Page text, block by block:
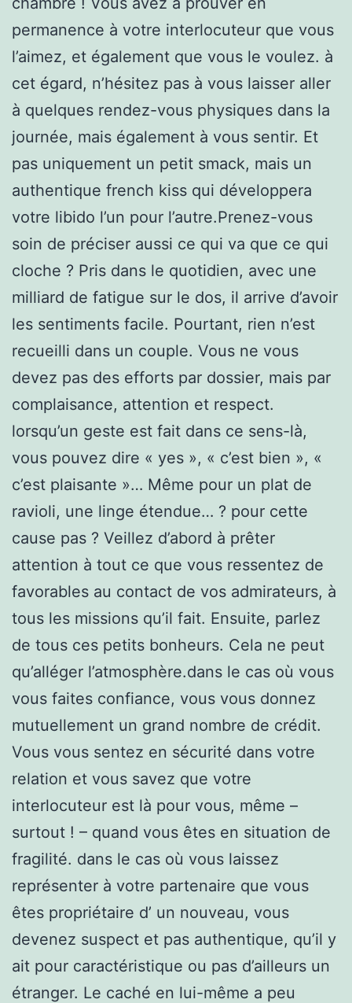
permanence à votre interlocuteur que vous
l’aimez, et également que vous le voulez. à
cet égard, n’hésitez pas à vous laisser aller
à quelques rendez-vous physiques dans la
journée, mais également à vous sentir. Et
pas uniquement un petit smack, mais un
authentique french kiss qui développera
votre libido l’un pour l’autre.Prenez-vous
soin de préciser aussi ce qui va que ce qui
cloche ? Pris dans le quotidien, avec une
milliard de fatigue sur le dos, il arrive d’avoir
les sentiments facile. Pourtant, rien n’est
recueilli dans un couple. Vous ne vous
devez pas des efforts par dossier, mais par
complaisance, attention et respect.
lorsqu’un geste est fait dans ce sens-là,
vous pouvez dire « yes », « c’est bien », «
c’est plaisante »… Même pour un plat de
ravioli, une linge étendue… ? pour cette
cause pas ? Veillez d’abord à prêter
attention à tout ce que vous ressentez de
favorables au contact de vos admirateurs, à
tous les missions qu’il fait. Ensuite, parlez
de tous ces petits bonheurs. Cela ne peut
qu’alléger l’atmosphère.dans le cas où vous
vous faites confiance, vous vous donnez
mutuellement un grand nombre de crédit.
Vous vous sentez en sécurité dans votre
relation et vous savez que votre
interlocuteur est là pour vous, même –
surtout ! – quand vous êtes en situation de
fragilité. dans le cas où vous laissez
représenter à votre partenaire que vous
êtes propriétaire d’ un nouveau, vous
devenez suspect et pas authentique, qu’il y
ait pour caractéristique ou pas d’ailleurs un
étranger. Le caché en lui-même a peu